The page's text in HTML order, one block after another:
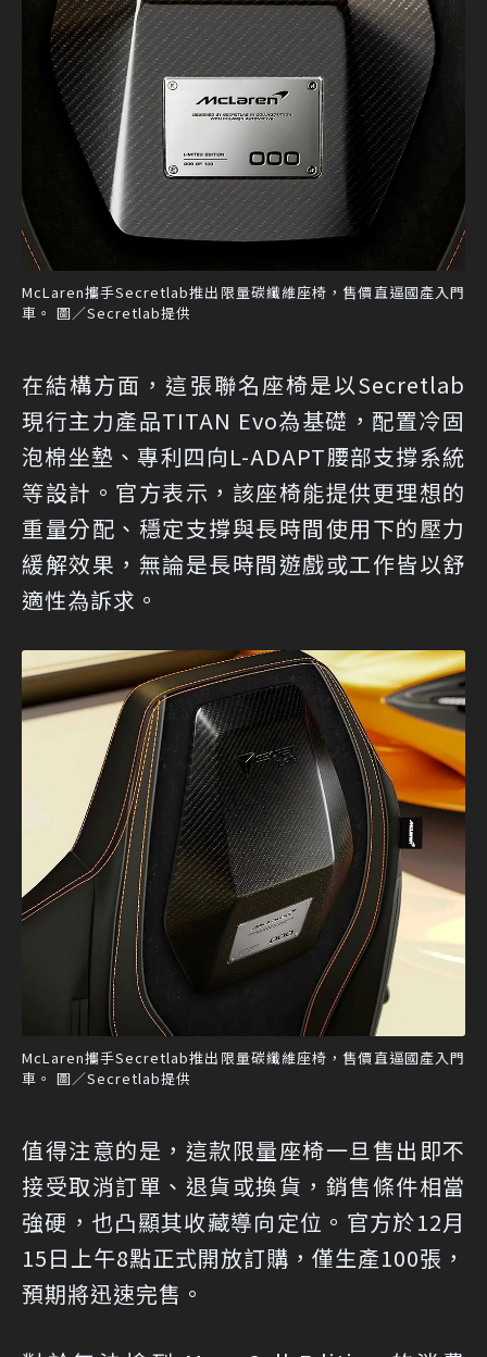
McLaren攜手Secretlab推出限量碳纖維座椅，售價直逼國產入門
車。 圖／Secretlab提供
在結構方面，這張聯名座椅是以Secretlab
現行主力產品TITAN Evo為基礎，配置冷固
泡棉坐墊、專利四向L-ADAPT腰部支撐系統
等設計。官方表示，該座椅能提供更理想的
重量分配、穩定支撐與長時間使用下的壓力
緩解效果，無論是長時間遊戲或工作皆以舒
適性為訴求。
McLaren攜手Secretlab推出限量碳纖維座椅，售價直逼國產入門
車。 圖／Secretlab提供
值得注意的是，這款限量座椅一旦售出即不
接受取消訂單、退貨或換貨，銷售條件相當
強硬，也凸顯其收藏導向定位。官方於12月
15日上午8點正式開放訂購，僅生產100張，
預期將迅速完售。